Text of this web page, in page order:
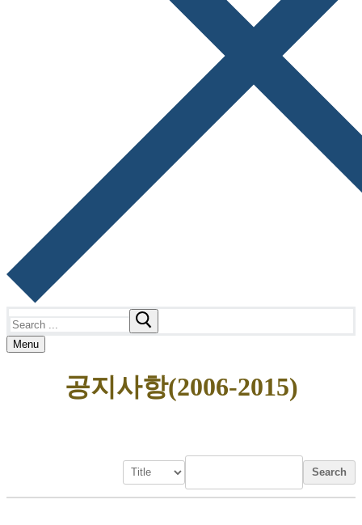
for:
Menu
공지사항(2006-2015)
Search